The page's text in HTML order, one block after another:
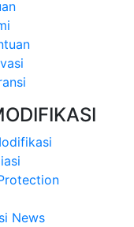
News